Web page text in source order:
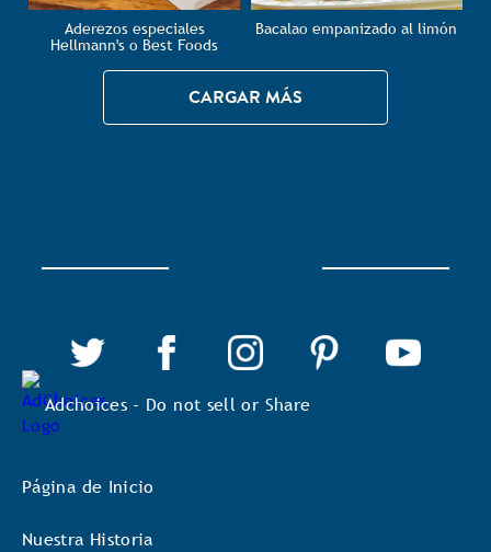
Aderezos especiales
Hellmann's o Best Foods
Bacalao empanizado al limón
CARGAR MÁS
Adchoices - Do not sell or Share
Página de Inicio
Nuestra Historia